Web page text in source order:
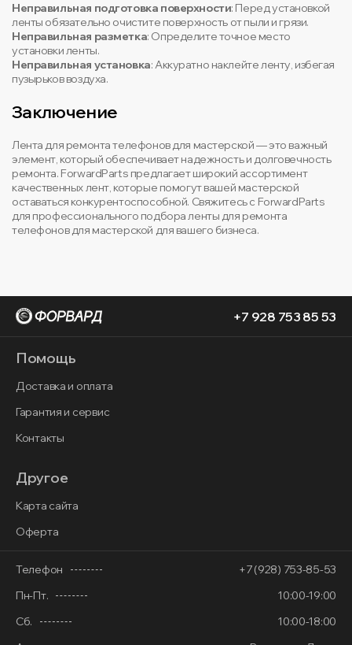
Неправильная подготовка поверхности: Перед установкой
ленты обязательно очистите поверхность от пыли и грязи.
Неправильная разметка: Определите точное место
установки ленты.
Неправильная установка: Аккуратно наклейте ленту, избегая
пузырьков воздуха.
Заключение
Лента для ремонта телефонов для мастерской — это важный
элемент, который обеспечивает надежность и долговечность
ремонта. ForwardParts предлагает широкий ассортимент
качественных лент, которые помогут вашей мастерской
оставаться конкурентоспособной. Свяжитесь с ForwardParts
для профессионального подбора ленты для ремонта
телефонов для мастерской для вашего бизнеса.
+7 928 753 85 53
Помощь
Доставка и оплата
Гарантия и сервис
Контакты
Другое
Карта сайта
Оферта
Телефон
+7 (928) 753-85-53
Пн-Пт.
10:00-19:00
Сб.
10:00-18:00